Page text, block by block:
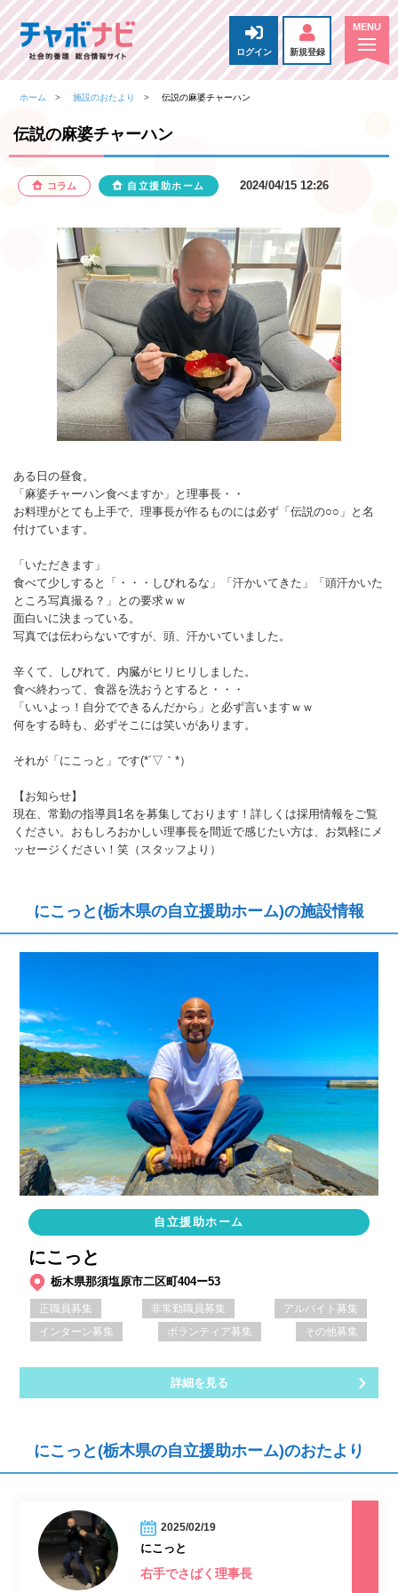
ログイン 新規登録
ホーム 施設のおたより 伝説の麻婆チャーハン
伝説の麻婆チャーハン
コラム 自立援助ホーム 2024/04/15 12:26
ある日の昼食。
「麻婆チャーハン食べますか」と理事長・・
お料理がとても上手で、理事長が作るものには必ず「伝説の○○」と名
付けています。
「いただきます」
食べて少しすると「・・・しびれるな」「汗かいてきた」「頭汗かいた
ところ写真撮る？」との要求ｗｗ
面白いに決まっている。
写真では伝わらないですが、頭、汗かいていました。
辛くて、しびれて、内臓がヒリヒリしました。
食べ終わって、食器を洗おうとすると・・・
「いいよっ！自分でできるんだから」と必ず言いますｗｗ
何をする時も、必ずそこには笑いがあります。
それが「にこっと」です(*´▽｀*）
【お知らせ】
現在、常勤の指導員1名を募集しております！詳しくは採用情報をご覧
ください。おもしろおかしい理事長を間近で感じたい方は、お気軽にメ
ッセージください！笑（スタッフより）
にこっと(栃木県の自立援助ホーム)の施設情報
自立援助ホーム
にこっと
栃木県那須塩原市二区町404ー53
正職員募集 非常勤職員募集
アルバイト募集
インターン募集
ボランティア募集 その他募集
詳細を見る
にこっと(栃木県の自立援助ホーム)のおたより
2025/02/19
にこっと
右手でさばく理事長